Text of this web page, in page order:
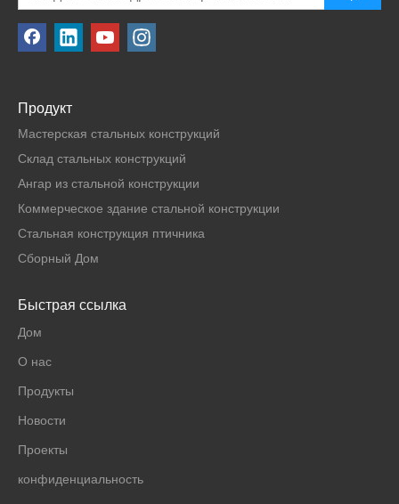
Продукт
Мастерская стальных конструкций
Склад стальных конструкций
Ангар из стальной конструкции
Коммерческое здание стальной конструкции
Стальная конструкция птичника
Сборный Дом
Быстрая ссылка
Дом
О нас
Продукты
Новости
Проекты
конфиденциальность